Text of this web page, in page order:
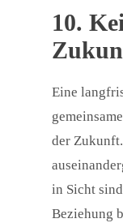
10.
Eine
der
in Sicht
Beziehung